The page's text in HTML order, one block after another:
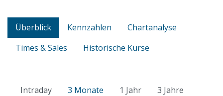
Überblick Kennzahlen
Chartanalyse
Times & Sales
Historische Kurse
Intraday 3 Monate 1 Jahr
3 Jahre